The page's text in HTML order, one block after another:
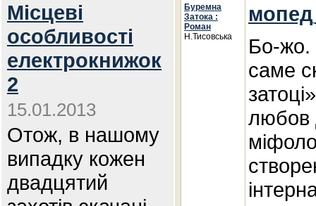
Місцеві
особливості
електрокнижок
2
15.01.2013
Отож, в нашому
випадку кожен
двадцятий
Буремна
Затока :
Роман
Н.Тисовська
Бо-жо.
саме
любов